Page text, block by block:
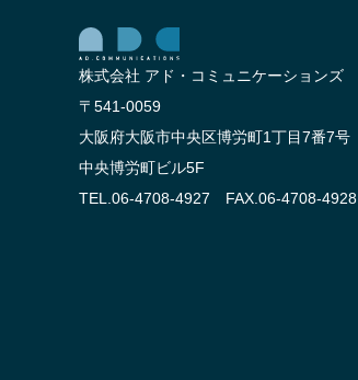
株式会社 アド・コミュニケーションズ
〒541-0059
大阪府大阪市中央区博労町1丁目7番7号
中央博労町ビル5F
TEL.06-4708-4927 FAX.06-4708-4928